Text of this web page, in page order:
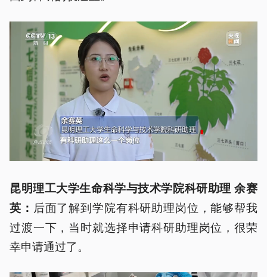
昆明理工大学生命科学与技术学院科研助理 余赛
英： 后面了解到学院有科研助理岗位，能够帮我
过渡一下，当时就选择申请科研助理岗位，很荣
幸申请通过了。